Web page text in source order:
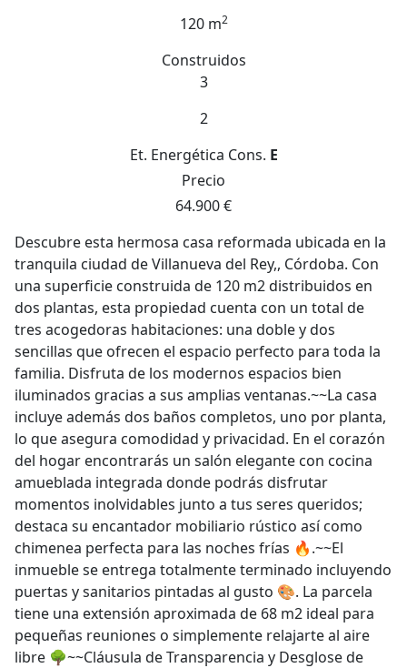
120 m2
Construidos
3
2
Et. Energética Cons. E
Precio
64.900 €
Descubre esta hermosa casa reformada ubicada en la
tranquila ciudad de Villanueva del Rey,, Córdoba. Con
una superficie construida de 120 m2 distribuidos en
dos plantas, esta propiedad cuenta con un total de
tres acogedoras habitaciones: una doble y dos
sencillas que ofrecen el espacio perfecto para toda la
familia. Disfruta de los modernos espacios bien
iluminados gracias a sus amplias ventanas.~~La casa
incluye además dos baños completos, uno por planta,
lo que asegura comodidad y privacidad. En el corazón
del hogar encontrarás un salón elegante con cocina
amueblada integrada donde podrás disfrutar
momentos inolvidables junto a tus seres queridos;
destaca su encantador mobiliario rústico así como
chimenea perfecta para las noches frías 🔥.~~El
inmueble se entrega totalmente terminado incluyendo
puertas y sanitarios pintadas al gusto 🎨. La parcela
tiene una extensión aproximada de 68 m2 ideal para
pequeñas reuniones o simplemente relajarte al aire
libre 🌳~~Cláusula de Transparencia y Desglose de